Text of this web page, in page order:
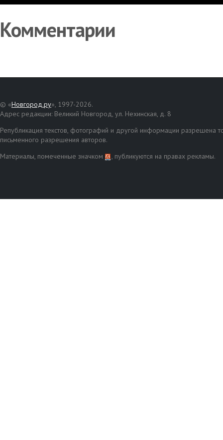
Комментарии
© «Новгород.ру», 1997-2026.
Адрес редакции: Великий Новгород, ул. Нехинская, д. 8
Републикация текстов, фотографий и другой информации разрешена
письменного разрешения авторов.
Материалы, помеченные значком
, публикуются на правах рекламы.